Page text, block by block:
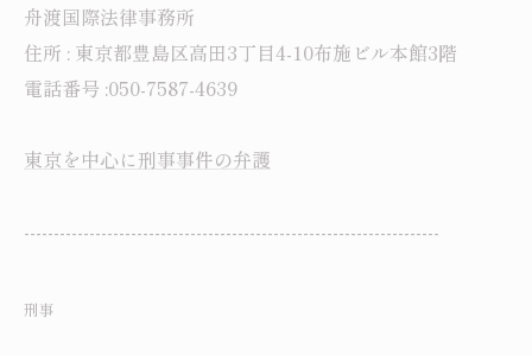
舟渡国際法律事務所
住所 : 東京都豊島区高田3丁目4-10布施ビル本館3階
電話番号 :050-7587-4639
東京を中心に刑事事件の弁護
----------------------------------------------------------------------
刑事